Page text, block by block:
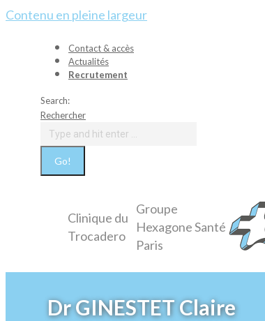
Contenu en pleine largeur
Contact & accès
Actualités
Recrutement
Search:
Rechercher
Clinique du
Trocadero
Groupe
Hexagone Santé
Paris
Dr GINESTET Claire